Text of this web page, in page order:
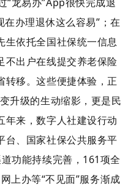
在办理退休这么容易”；在
生依托全国社保统一信息
不出户在线提交养老保险
转移。这些便捷体验，正
升级的生动缩影，更是民
年来，数字人社建设行动
台、国家社保公共服务平
功能持续完善，161项全
上办等“不见面”服务渐成